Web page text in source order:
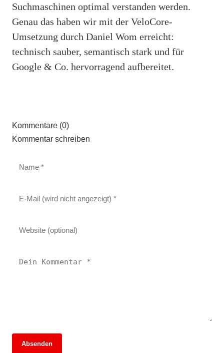
Suchmaschinen optimal verstanden werden.
Genau das haben wir mit der VeloCore-
Umsetzung durch Daniel Wom erreicht:
technisch sauber, semantisch stark und für
Google & Co. hervorragend aufbereitet.
Kommentare (0)
Kommentar schreiben
Absenden